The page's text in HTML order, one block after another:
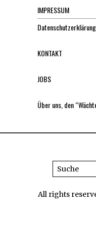
IMPRESSUM
Datenschutzerklärung
KONTAKT
JOBS
Über uns, den
All rights